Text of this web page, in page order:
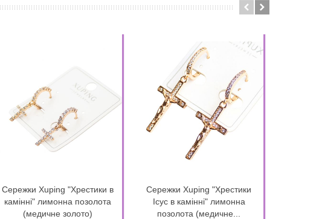
Quick view
Сережки Xuping "Хрестики в
камінні" лимонна позолота
(медичне золото)
Quick view
Сережки Xuping "Хрестики
Ісус в камінні" лимонна
позолота (медичне...